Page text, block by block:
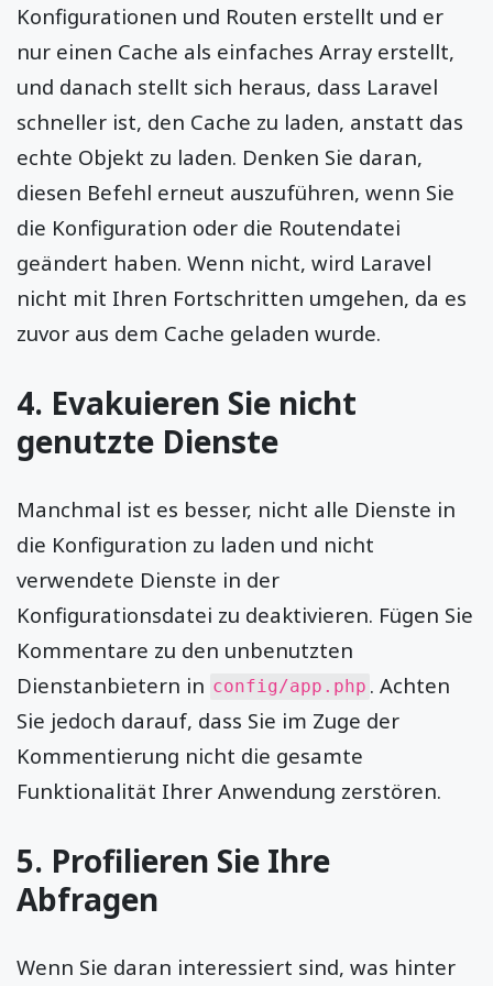
Konfigurationen und Routen erstellt und er
nur einen Cache als einfaches Array erstellt,
und danach stellt sich heraus, dass Laravel
schneller ist, den Cache zu laden, anstatt das
echte Objekt zu laden. Denken Sie daran,
diesen Befehl erneut auszuführen, wenn Sie
die Konfiguration oder die Routendatei
geändert haben. Wenn nicht, wird Laravel
nicht mit Ihren Fortschritten umgehen, da es
zuvor aus dem Cache geladen wurde.
4. Evakuieren Sie nicht
genutzte Dienste
Manchmal ist es besser, nicht alle Dienste in
die Konfiguration zu laden und nicht
verwendete Dienste in der
Konfigurationsdatei zu deaktivieren. Fügen Sie
Kommentare zu den unbenutzten
Dienstanbietern in config/app.php . Achten
Sie jedoch darauf, dass Sie im Zuge der
Kommentierung nicht die gesamte
Funktionalität Ihrer Anwendung zerstören.
5. Profilieren Sie Ihre
Abfragen
Wenn Sie daran interessiert sind, was hinter